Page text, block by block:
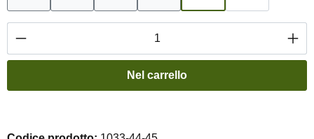
Quantità del prodotto: inserisci la quantità
Nel carrello